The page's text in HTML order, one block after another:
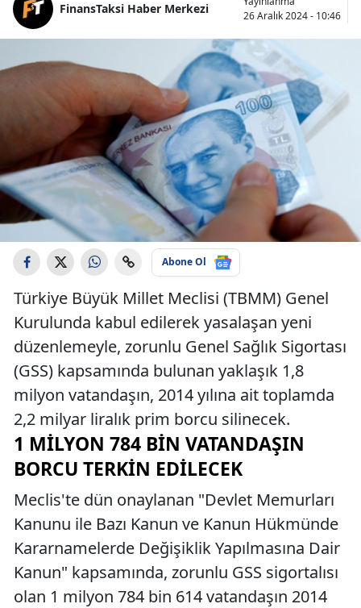
FinansTaksi Haber Merkezi
26 Aralık 2024 - 10:46
Abone Ol
Türkiye Büyük Millet Meclisi (TBMM) Genel
Kurulunda kabul edilerek yasalaşan yeni
düzenlemeyle, zorunlu Genel Sağlık Sigortası
(GSS) kapsamında bulunan yaklaşık 1,8
milyon vatandaşın, 2014 yılına ait toplamda
2,2 milyar liralık prim borcu silinecek.
1 MILYON 784 BIN VATANDAŞIN
BORCU TERKIN EDILECEK
Meclis'te dün onaylanan "Devlet Memurları
Kanunu ile Bazı Kanun ve Kanun Hükmünde
Kararnamelerde Değişiklik Yapılmasına Dair
Kanun" kapsamında, zorunlu GSS sigortalısı
olan 1 milyon 784 bin 614 vatandaşın 2014